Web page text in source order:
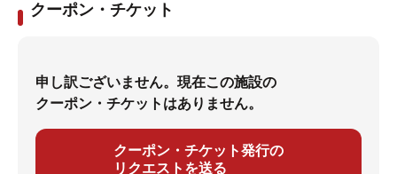
クーポン・チケット
申し訳ございません。現在この施設の
クーポン・チケットはありません。
クーポン・チケット発行の
リクエストを送る